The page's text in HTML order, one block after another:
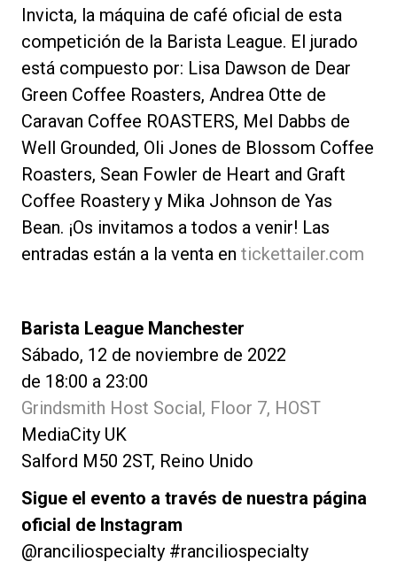
Invicta, la máquina de café oficial de esta
competición de la Barista League. El jurado
está compuesto por: Lisa Dawson de Dear
Green Coffee Roasters, Andrea Otte de
Caravan Coffee ROASTERS, Mel Dabbs de
Well Grounded, Oli Jones de Blossom Coffee
Roasters, Sean Fowler de Heart and Graft
Coffee Roastery y Mika Johnson de Yas
Bean. ¡Os invitamos a todos a venir! Las
entradas están a la venta en tickettailer.com
Barista League Manchester
Sábado, 12 de noviembre de 2022
de 18:00 a 23:00
Grindsmith Host Social, Floor 7, HOST
MediaCity UK
Salford M50 2ST, Reino Unido
Sigue el evento a través de nuestra página
oficial de Instagram
@ranciliospecialty #ranciliospecialty